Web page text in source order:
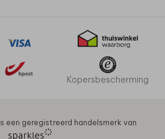
Kopersbescherming
een geregistreerd handelsmerk van